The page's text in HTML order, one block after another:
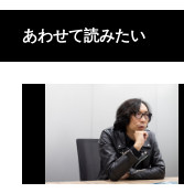
あわせて読みたい